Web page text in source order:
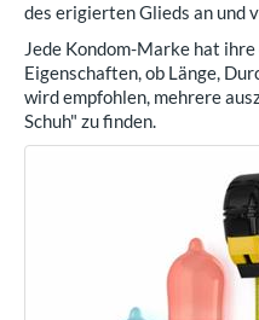
des erigierten Glieds an und
Jede Kondom-Marke hat
Eigenschaften, ob Länge,
wird empfohlen, mehrere
Schuh" zu finden.